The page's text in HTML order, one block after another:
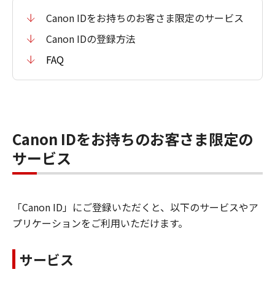
Canon IDをお持ちのお客さま限定のサービス
Canon IDの登録方法
FAQ
Canon IDをお持ちのお客さま限定の
サービス
「Canon ID」にご登録いただくと、以下のサービスやア
プリケーションをご利用いただけます。
サービス